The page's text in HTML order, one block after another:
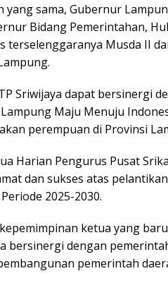
yang sama, Gubernur
Bidang Pemerintahan,
terselenggaranya Musda II
Sriwijaya dapat bersinergi
Maju Menuju
perempuan di Provinsi
Harian Pengurus Pusat
dan sukses atas
2025-2030.
ketua yang
bersinergi dengan
pemerintah